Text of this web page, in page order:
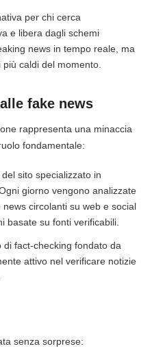
per chi cerca
e libera dagli schemi
news in tempo reale, ma
caldi del momento.
fake news
rappresenta una minaccia
fondamentale:
sito specializzato in
giorno vengono analizzate
circolanti su web e social
basate su fonti verificabili.
di fact-checking fondato da
attivo nel verificare notizie
senza sorprese: